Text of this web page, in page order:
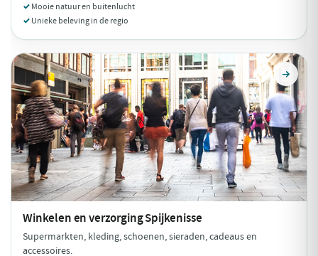
Mooie natuur en buitenlucht
Unieke beleving in de regio
Winkelen en verzorgingSpijkenisse
Supermarkten, kleding, schoenen, sieraden, cadeaus en
accessoires.